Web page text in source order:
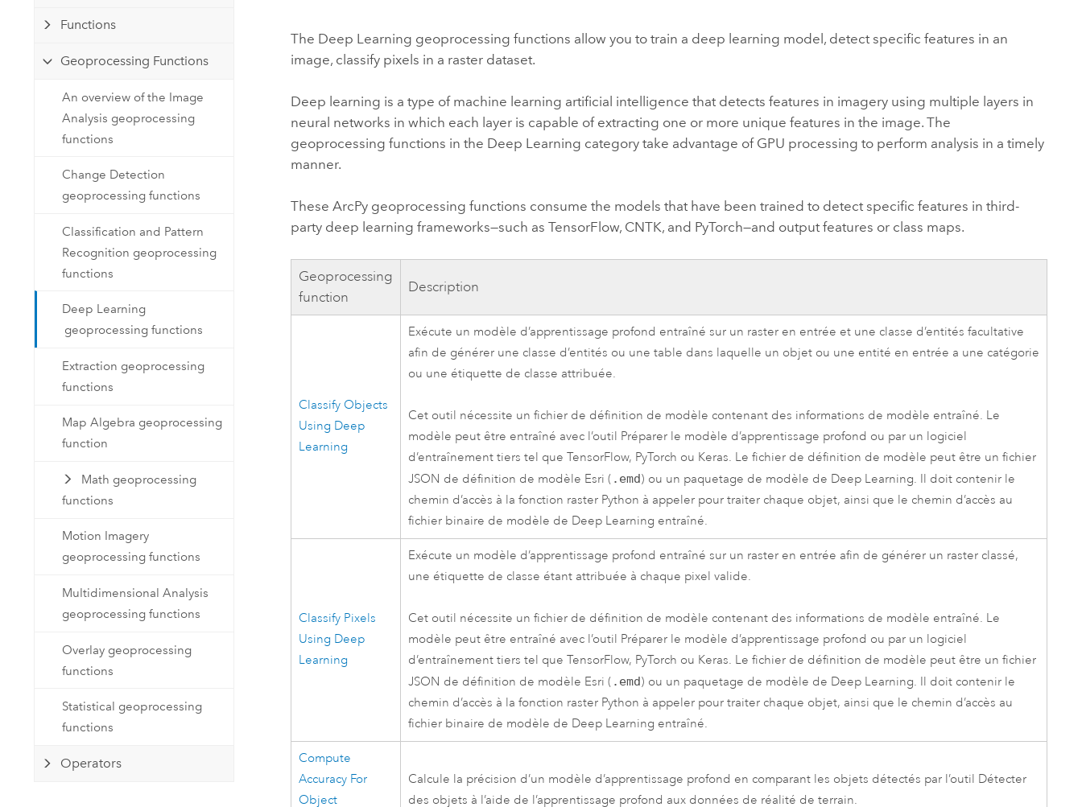
Technologie Developer
cartographie et d’analyse spatiale
Tous les produits
Découvrir ArcGIS Pro
Tous les secteurs d’activité
technologiques
tendances de
Tous les récits
Functions
Geoprocessing Functions
An overview of the Image
Analysis geoprocessing
functions
Change Detection
geoprocessing functions
Classification and Pattern
Recognition geoprocessing
functions
Deep Learning
geoprocessing functions
Extraction geoprocessing
functions
Map Algebra geoprocessing
function
Math geoprocessing
functions
Motion Imagery
geoprocessing functions
Multidimensional Analysis
geoprocessing functions
Overlay geoprocessing
functions
Statistical geoprocessing
functions
Operators
The Deep Learning geoprocessing functions allow you to train a deep learning model, detect specific features in an
image, classify pixels in a raster dataset.
Deep learning is a type of machine learning artificial intelligence that detects features in imagery using multiple layers in
neural networks in which each layer is capable of extracting one or more unique features in the image. The
geoprocessing functions in the Deep Learning category take advantage of GPU processing to perform analysis in a timely
manner.
These ArcPy geoprocessing functions consume the models that have been trained to detect specific features in third-
party deep learning frameworks—such as TensorFlow, CNTK, and PyTorch—and output features or class maps.
Geoprocessing
function
Description
Classify Objects
Using Deep
Learning
Exécute un modèle d’apprentissage profond entraîné sur un raster en entrée et une classe d’entités facultative
afin de générer une classe d’entités ou une table dans laquelle un objet ou une entité en entrée a une catégorie
ou une étiquette de classe attribuée.
Cet outil nécessite un fichier de définition de modèle contenant des informations de modèle entraîné. Le
modèle peut être entraîné avec l’outil Préparer le modèle d’apprentissage profond ou par un logiciel
d’entraînement tiers tel que TensorFlow, PyTorch ou Keras. Le fichier de définition de modèle peut être un fichier
JSON de définition de modèle Esri ( .emd) ou un paquetage de modèle de Deep Learning. Il doit contenir le
chemin d’accès à la fonction raster Python à appeler pour traiter chaque objet, ainsi que le chemin d’accès au
fichier binaire de modèle de Deep Learning entraîné.
Classify Pixels
Using Deep
Learning
Exécute un modèle d’apprentissage profond entraîné sur un raster en entrée afin de générer un raster classé,
une étiquette de classe étant attribuée à chaque pixel valide.
Cet outil nécessite un fichier de définition de modèle contenant des informations de modèle entraîné. Le
modèle peut être entraîné avec l’outil Préparer le modèle d’apprentissage profond ou par un logiciel
d’entraînement tiers tel que TensorFlow, PyTorch ou Keras. Le fichier de définition de modèle peut être un fichier
JSON de définition de modèle Esri ( .emd) ou un paquetage de modèle de Deep Learning. Il doit contenir le
chemin d’accès à la fonction raster Python à appeler pour traiter chaque objet, ainsi que le chemin d’accès au
fichier binaire de modèle de Deep Learning entraîné.
Compute
Accuracy For
Object
Calcule la précision d’un modèle d’apprentissage profond en comparant les objets détectés par l’outil Détecter
des objets à l’aide de l’apprentissage profond aux données de réalité de terrain.